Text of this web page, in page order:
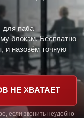
для паба
блокам. Бесплатно
и назовём точную
НЕ ХВАТАЕТ
если звонить неудобно